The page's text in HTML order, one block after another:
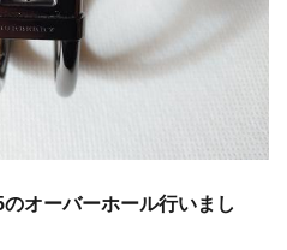
オーバーホール行いまし